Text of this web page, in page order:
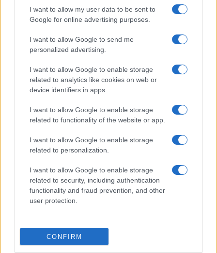
I want to allow my user data to be sent to
Google for online advertising purposes.
I want to allow Google to send me
personalized advertising.
I want to allow Google to enable storage
related to analytics like cookies on web or
device identifiers in apps.
I want to allow Google to enable storage
related to functionality of the website or app.
I want to allow Google to enable storage
related to personalization.
I want to allow Google to enable storage
related to security, including authentication
functionality and fraud prevention, and other
user protection.
CONFIRM
significa approvare più o meno indirettamente il
suo linguaggio, esemplificato da alcune uscite
non proprio pacifiche nei confronti di Matteo
Salvini e Giorgia Meloni. Il primo descritto come
polizia, la seconda bollata come una ritardata,
brutta e volgare. Un autogol pesante per chi ha
linguaggio della politica. E che apre una serie di
interrogativi riguardo alle loro iniziative.
Soprattutto dopo l’uscita con cui Toscani,
raccontando il confronto con le
Un’espressione ancora una volta aggressiva, che
potrebbe essere facilmente inserita nella sfera
semantica dell’odio.
Alla luce di questi episodi, viene da chiedersi se la